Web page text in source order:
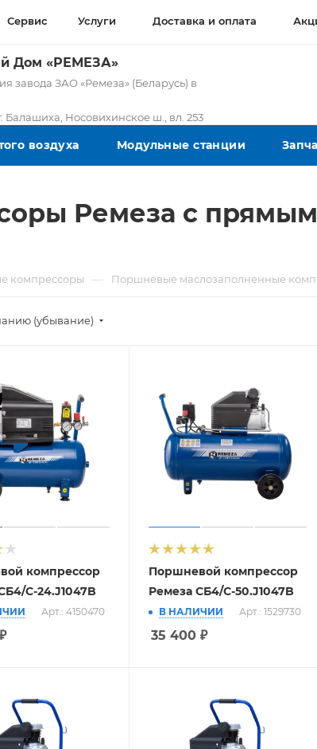
Сервис Услуги Доставка и оплата
Дом «РЕМЕЗА»
завода ЗАО «Ремеза» (Беларусь) в
Балашиха, Носовихинское ш., вл. 253
воздуха Модульные станции
Ремеза с
компрессоры — Поршневые маслозаполненные
(убывание)
компрессор
С-24.J1047B
Арт.: 4150470
₽
Поршневой компрессор
Ремеза СБ4/С-50.J1047B
В НАЛИЧИИ Арт.: 1529730
35 400₽